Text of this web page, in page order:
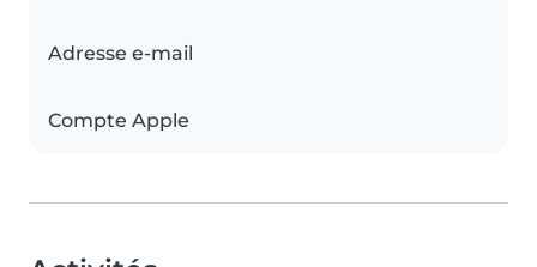
Adresse e-mail
Compte Apple